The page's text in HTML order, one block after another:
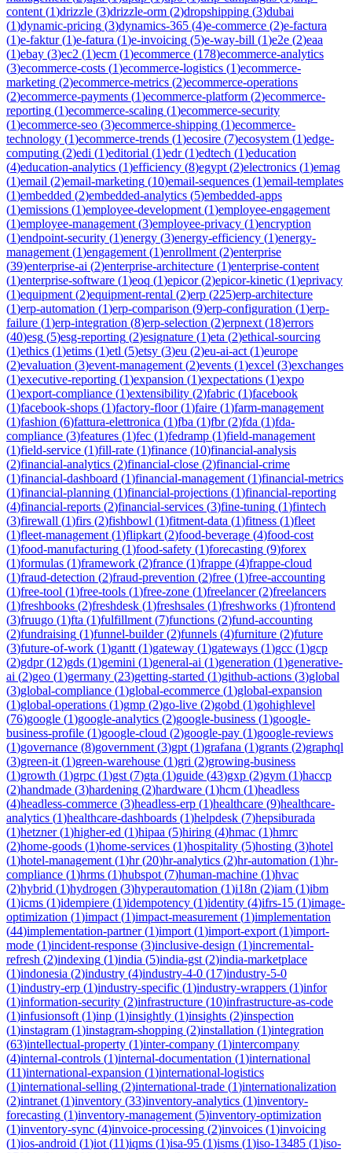
content (1)drizzle (3)drizzle-orm (2)dropshipping (3)dubai
(1)dynamic-pricing (3)dynamics-365 (4)e-commerce (2)e-factura
(1)e-faktur(1)e-fatura (1)e-invoicing (5)e-way-bill (1)e2e (2)eaa
(1)ebay (3)ec2 (1)ecm (1)ecommerce (178)ecommerce-analytics
(3)ecommerce-costs (1)ecommerce-logistics (1)ecommerce-
marketing (2)ecommerce-metrics (2)ecommerce-operations
(2)ecommerce-payments (1)ecommerce-platform (2)ecommerce-
reporting (1)ecommerce-scaling (1)ecommerce-security
(1)ecommerce-seo (3)ecommerce-shipping (1)ecommerce-
technology (1)ecommerce-trends (1)ecosire (7)ecosystem (1)edge-
computing (2)edi (1)editorial (1)edr(1)edtech (1)education
(4)education-analytics (1)efficiency (8)egypt (2)electronics (1)emag
(1)email (2)email-marketing (10)email-sequences (1)email-templates
(1)embedded (2)embedded-analytics (5)embedded-apps
(1)emissions (1)employee-development (1)employee-engagement
(1)employee-management (3)employee-privacy (1)encryption
(1)endpoint-security (1)energy (3)energy-efficiency (1)energy-
management (1)engagement (1)enrollment (2)enterprise
(39)enterprise-ai (2)enterprise-architecture (1)enterprise-content
(1)enterprise-software (1)eoq (1)epicor(2)epicor-kinetic (1)eprivacy
(1)equipment (2)equipment-rental (2)erp (225)erp-architecture
(1)erp-automation (1)erp-comparison (9)erp-configuration (1)erp-
failure (1)erp-integration (8)erp-selection (2)erpnext (18)errors
(40)esg (5)esg-reporting (2)esignature (1)eta (2)ethical-sourcing
(1)ethics (1)etims (1)etl (5)etsy (3)eu (2)eu-ai-act (1)europe
(2)evaluation (3)event-management (2)events (1)excel (3)exchanges
(1)executive-reporting (1)expansion (1)expectations (1)expo
(1)export-compliance (1)extensibility (2)fabric (1)facebook
(1)facebook-shops (1)factory-floor(1)faire (1)farm-management
(1)fashion (6)fattura-elettronica (1)fba (1)fbr(2)fda (1)fda-
compliance (3)features (1)fec (1)fedramp (1)field-management
(1)field-service (1)fill-rate (1)finance (10)financial-analysis
(2)financial-analytics (2)financial-close (2)financial-crime
(1)financial-dashboard (1)financial-management (1)financial-metrics
(1)financial-planning (1)financial-projections (1)financial-reporting
(4)financial-reports (2)financial-services (3)fine-tuning (1)fintech
(3)firewall (1)firs (2)fishbowl (1)fitment-data (1)fitness (1)fleet
(1)fleet-management (1)flipkart (2)food-beverage (4)food-cost
(1)food-manufacturing (1)food-safety (1)forecasting (9)forex
(1)formulas (1)framework (2)france (1)frappe (4)frappe-cloud
(1)fraud-detection (2)fraud-prevention (2)free (1)free-accounting
(1)free-tool (1)free-tools (1)free-zone (1)freelancer(2)freelancers
(1)freshbooks (2)freshdesk (1)freshsales (1)freshworks (1)frontend
(3)fruugo (1)fta (1)fulfillment (7)functions (2)fund-accounting
(2)fundraising (1)funnel-builder(2)funnels (4)furniture (2)future
(3)future-of-work (1)gantt (1)gateway (1)gateways (1)gcc (1)gcp
(2)gdpr(12)gds (1)gemini (1)general-ai (1)generation (1)generative-
ai (2)geo (1)germany (23)getting-started (1)github-actions (3)global
(3)global-compliance (1)global-ecommerce (1)global-expansion
(1)global-operations (1)gmp (2)go-live (2)gobd (1)gohighlevel
(76)google (1)google-analytics (2)google-business (1)google-
business-profile (1)google-cloud (2)google-pay (1)google-reviews
(1)governance (8)government (3)gpt (1)grafana (1)grants (2)graphql
(3)green-it (1)green-warehouse (1)gri (2)growing-business
(1)growth (1)grpc (1)gst (7)gta (1)guide (43)gxp (2)gym (1)haccp
(2)handmade (3)hardening (2)hardware (1)hcm (1)headless
(4)headless-commerce (3)headless-erp (1)healthcare (9)healthcare-
analytics (1)healthcare-dashboards (1)helpdesk (7)hepsiburada
(1)hetzner(1)higher-ed (1)hipaa (5)hiring (4)hmac (1)hmrc
(2)home-goods (1)home-services (1)hospitality (5)hosting (3)hotel
(1)hotel-management (1)hr(20)hr-analytics (2)hr-automation (1)hr-
compliance (1)hrms (1)hubspot (7)human-machine (1)hvac
(2)hybrid (1)hydrogen (3)hyperautomation (1)i18n (2)iam (1)ibm
(1)icms (1)idempiere (1)idempotency (1)identity (4)ifrs-15 (1)image-
optimization (1)impact (1)impact-measurement (1)implementation
(44)implementation-partner(1)import (1)import-export (1)import-
mode (1)incident-response (3)inclusive-design (1)incremental-
refresh (2)indexing (1)india (5)india-gst (2)india-marketplace
(1)indonesia (2)industry (4)industry-4-0 (17)industry-5-0
(1)industry-erp (1)industry-specific (1)industry-wrappers (1)infor
(1)information-security (2)infrastructure (10)infrastructure-as-code
(1)infusionsoft (1)inp (1)insightly (1)insights (2)inspection
(1)instagram (1)instagram-shopping (2)installation (1)integration
(63)intellectual-property (1)inter-company (1)intercompany
(4)internal-controls (1)internal-documentation (1)international
(11)international-expansion (1)international-logistics
(1)international-selling (2)international-trade (1)internationalization
(2)intranet (1)inventory (33)inventory-analytics (1)inventory-
forecasting (1)inventory-management (5)inventory-optimization
(1)inventory-sync (4)invoice-processing (2)invoices (1)invoicing
(1)ios-android (1)iot (11)iqms (1)isa-95 (1)isms (1)iso-13485 (1)iso-